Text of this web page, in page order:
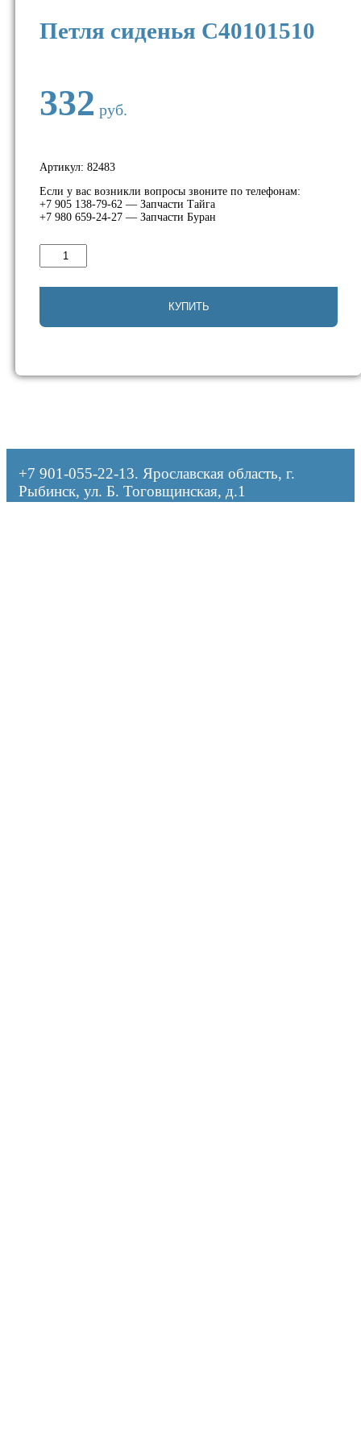
Петля сиденья C40101510
332 руб.
Артикул: 82483
Если у вас возникли вопросы звоните по телефонам:
+7 905 138-79-62 — Запчасти Тайга
+7 980 659-24-27 — Запчасти Буран
Количество
товара
сиденья
КУПИТЬ
+7 901-055-22-13. Ярославская область, г.
Рыбинск, ул. Б. Тоговщинская, д.1
Оформляя заказ, я даю согласие на обработку персональных данных